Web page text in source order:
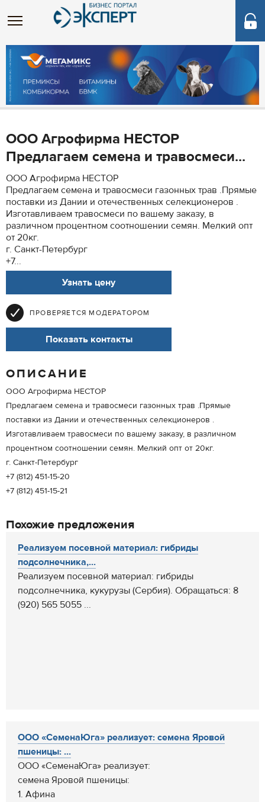
ООО Агрофирма НЕСТОР
Предлагаем семена и травосмеси...
ООО Агрофирма НЕСТОР
Предлагаем семена и травосмеси газонных трав .Прямые
поставки из Дании и отечественных селекционеров .
Изготавливаем травосмеси по вашему заказу, в
различном процентном соотношении семян. Мелкий опт
от 20кг.
г. Санкт-Петербург
+7...
Узнать цену
ПРОВЕРЯЕТСЯ МОДЕРАТОРОМ
Показать контакты
ОПИСАНИЕ
ООО Агрофирма НЕСТОР
Предлагаем семена и травосмеси газонных трав .Прямые
поставки из Дании и отечественных селекционеров .
Изготавливаем травосмеси по вашему заказу, в различном
процентном соотношении семян. Мелкий опт от 20кг.
г. Санкт-Петербург
+7 (812) 451-15-20
+7 (812) 451-15-21
Похожие предложения
Реализуем посевной материал: гибриды
подсолнечника,...
Реализуем посевной материал: гибриды
подсолнечника, кукурузы (Сербия). Обращаться: 8
(920) 565 5055 ...
ООО «СеменаЮга» реализует: семена Яровой
пшеницы: ...
ООО «СеменаЮга» реализует:
семена Яровой пшеницы:
1. Афина